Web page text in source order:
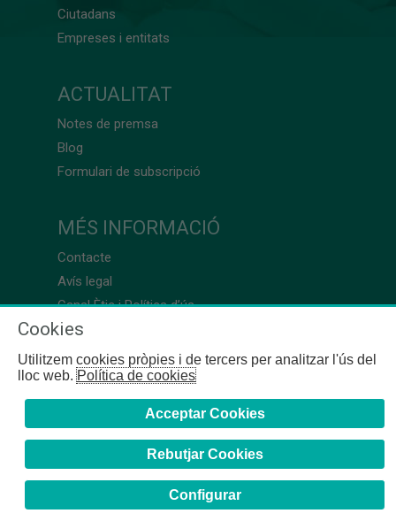
Ciutadans
Empreses i entitats
ACTUALITAT
Notes de premsa
Blog
Formulari de subscripció
MÉS INFORMACIÓ
Contacte
Avís legal
Canal Ètic i Política d’ús
Cookies
Utilitzem cookies pròpies i de tercers per analitzar l'ús del
lloc web.Política de cookies
Acceptar Cookies
Rebutjar Cookies
Configurar